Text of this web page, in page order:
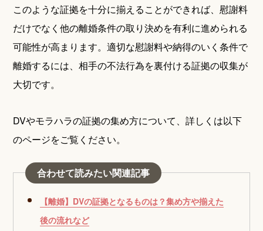
このような証拠を十分に揃えることができれば、慰謝料
だけでなく他の離婚条件の取り決めを有利に進められる
可能性が高まります。適切な慰謝料や納得のいく条件で
離婚するには、相手の不法行為を裏付ける証拠の収集が
大切です。
DVやモラハラの証拠の集め方について、詳しくは以下
のページをご覧ください。
合わせて読みたい関連記事
【離婚】DVの証拠となるものは？集め方や揃えた
後の流れなど